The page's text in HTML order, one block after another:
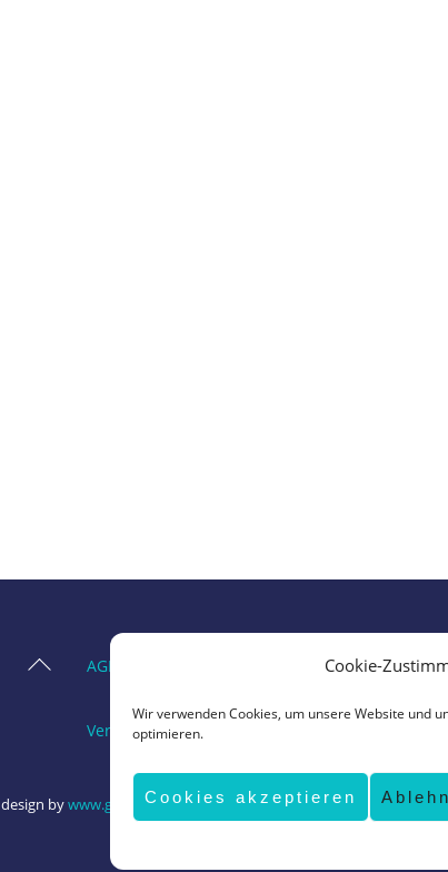
Cookie-
Wir verwenden Cookies, um unsere Website und
optimieren.
Cookies akzeptieren
Back
AGB
Vertrag widerrufen
design bywww.grafik-ewald.de